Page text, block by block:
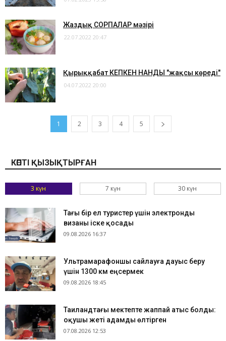
Жаздық СОРПАЛАР мәзірі
22.07.2022 20:47
Қырыққабат КЕПКЕН НАНДЫ "жақсы көреді"
04.07.2022 20:00
1 2 3 4 5
КӨПТІ ҚЫЗЫҚТЫРҒАН
3 күн 7 күн 30 күн
Тағы бір ел туристер үшін электронды
визаны іске қосады
09.08.2026 16:37
Ультрамарафоншы сайлауға дауыс беру
үшін 1300 км еңсермек
09.08.2026 18:45
Таиландтағы мектепте жаппай атыс болды:
оқушы жеті адамды өлтірген
07.08.2026 12:53